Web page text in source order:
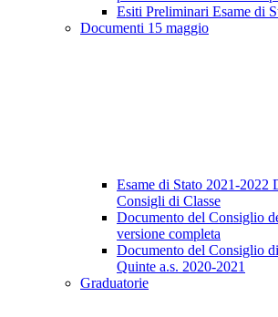
Esiti Preliminari Esame di
Documenti 15 maggio
Esame di Stato 2021-2022
Consigli di Classe
Documento del Consiglio
versione completa
Documento del Consiglio
Quinte a.s. 2020-2021
Graduatorie